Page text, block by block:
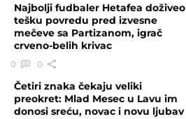
Najbolji fudbaler Hetafea doživeo
tešku povredu pred izvesne
mečeve sa Partizanom, igrač
crveno-belih krivac
0 0
Četiri znaka čekaju veliki
preokret: Mlad Mesec u Lavu im
donosi sreću, novac i novu ljubav